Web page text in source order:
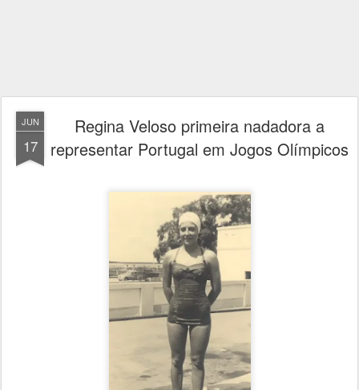
JUN
17
Regina Veloso primeira nadadora a
representar Portugal em Jogos Olímpicos